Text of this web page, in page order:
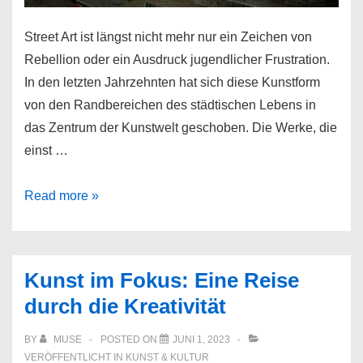
Street Art ist längst nicht mehr nur ein Zeichen von
Rebellion oder ein Ausdruck jugendlicher Frustration.
In den letzten Jahrzehnten hat sich diese Kunstform
von den Randbereichen des städtischen Lebens in
das Zentrum der Kunstwelt geschoben. Die Werke, die
einst …
Wie
Stadtbild
verändert:
Kunstwerke,
die
Read more »
Kunst im Fokus: Eine Reise
durch die Kreativität
BY MUSE POSTED ON
JUNI 1, 2023
VERÖFFENTLICHT IN KUNST & KULTUR